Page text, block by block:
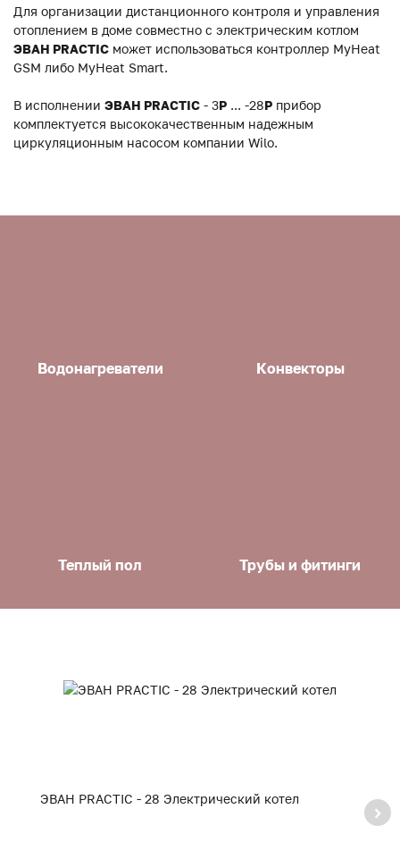
Для организации дистанционного контроля и управления
отоплением в доме совместно с электрическим котлом
ЭВАН PRACTIC может использоваться контроллер MyHeat
GSM либо MyHeat Smart.
В исполнении ЭВАН PRACTIC - 3P ... -28P прибор
комплектуется высококачественным надежным
циркуляционным насосом компании Wilo.
Водонагреватели Конвекторы
Теплый пол Трубы и фитинги
ЭВАН PRACTIC - 28 Электрический котел